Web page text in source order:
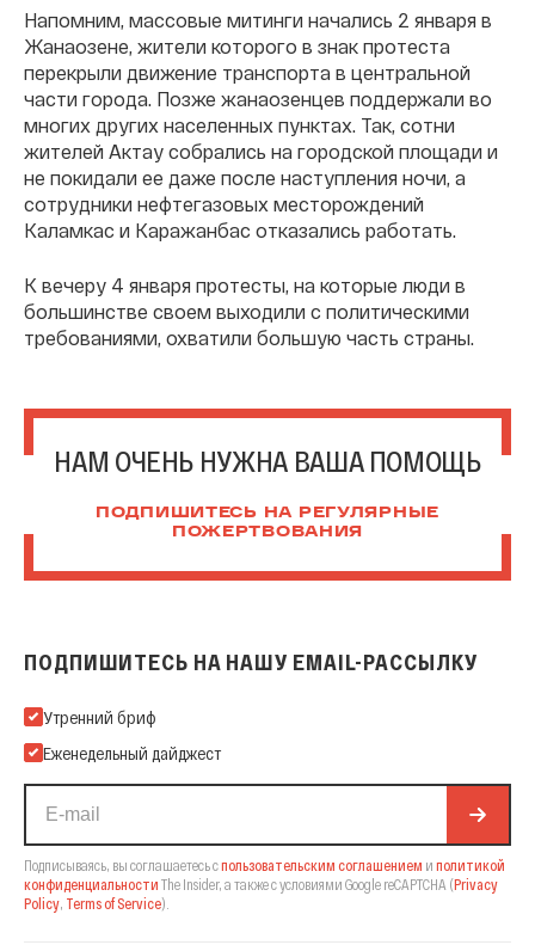
Напомним, массовые митинги начались 2 января в
Жанаозене, жители которого в знак протеста
перекрыли движение транспорта в центральной
части города. Позже жанаозенцев поддержали во
многих других населенных пунктах. Так, сотни
жителей Актау собрались на городской площади и
не покидали ее даже после наступления ночи, а
сотрудники нефтегазовых месторождений
Каламкас и Каражанбас отказались работать.
К вечеру 4 января протесты, на которые люди в
большинстве своем выходили с политическими
требованиями, охватили большую часть страны.
НАМ ОЧЕНЬ НУЖНА ВАША ПОМОЩЬ
ПОДПИШИТЕСЬ НА РЕГУЛЯРНЫЕ
ПОЖЕРТВОВАНИЯ
ПОДПИШИТЕСЬ НА НАШУ EMAIL-РАССЫЛКУ
Подпишитесь на нашу Email-рассылку
Утренний бриф
Еженедельный дайджест
Подписываясь, вы соглашаетесь спользовательским соглашением и политикой
конфиденциальности The Insider, а также с условиями Google reCAPTCHA (Privacy
Policy, Terms of Service).